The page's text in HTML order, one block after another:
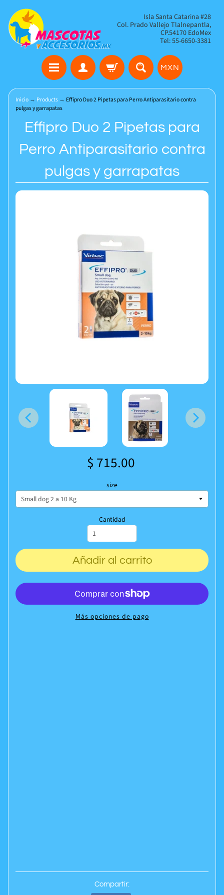
Isla Santa Catarina #28
Col. Prado Vallejo Tlalnepantla,
CP.54170 EdoMex
Tel: 55-6650-3381
MXN
Inicio → Products → Effipro Duo 2 Pipetas para Perro Antiparasitario contra
pulgas y garrapatas
Effipro Duo 2 Pipetas para
Perro Antiparasitario contra
pulgas y garrapatas
$ 715.00
size
Cantidad
Añadir al carrito
Más opciones de pago
Compartir: